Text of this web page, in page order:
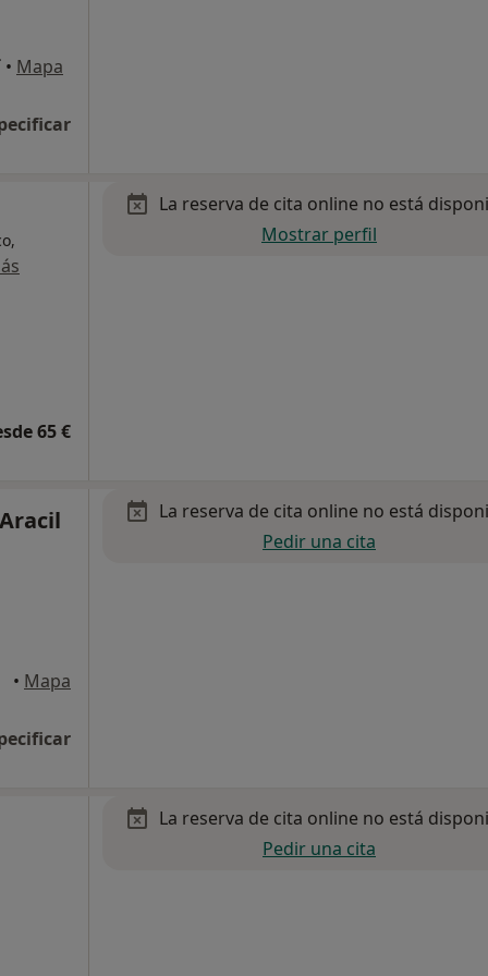
• Mapa
65 €
La reserva de cita online no está
Mostrar perfil
• Mapa
La reserva de cita online no está
Pedir una cita
La reserva de cita online no está
Pedir una cita